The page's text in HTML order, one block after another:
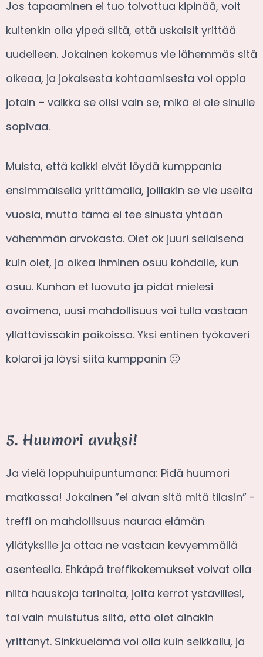
Jos tapaaminen ei tuo toivottua kipinää, voit
kuitenkin olla ylpeä siitä, että uskalsit yrittää
uudelleen. Jokainen kokemus vie lähemmäs sitä
oikeaa, ja jokaisesta kohtaamisesta voi oppia
jotain – vaikka se olisi vain se, mikä ei ole sinulle
sopivaa.
Muista, että kaikki eivät löydä kumppania
ensimmäisellä yrittämällä, joillakin se vie useita
vuosia, mutta tämä ei tee sinusta yhtään
vähemmän arvokasta. Olet ok juuri sellaisena
kuin olet, ja oikea ihminen osuu kohdalle, kun
osuu. Kunhan et luovuta ja pidät mielesi
avoimena, uusi mahdollisuus voi tulla vastaan
yllättävissäkin paikoissa. Yksi entinen työkaveri
kolaroi ja löysi siitä kumppanin 🙂
5. Huumori avuksi!
Ja vielä loppuhuipuntumana: Pidä huumori
matkassa! Jokainen ”ei aivan sitä mitä tilasin” -
treffi on mahdollisuus nauraa elämän
yllätyksille ja ottaa ne vastaan kevyemmällä
asenteella. Ehkäpä treffikokemukset voivat olla
niitä hauskoja tarinoita, joita kerrot ystävillesi,
tai vain muistutus siitä, että olet ainakin
yrittänyt. Sinkkuelämä voi olla kuin seikkailu, ja